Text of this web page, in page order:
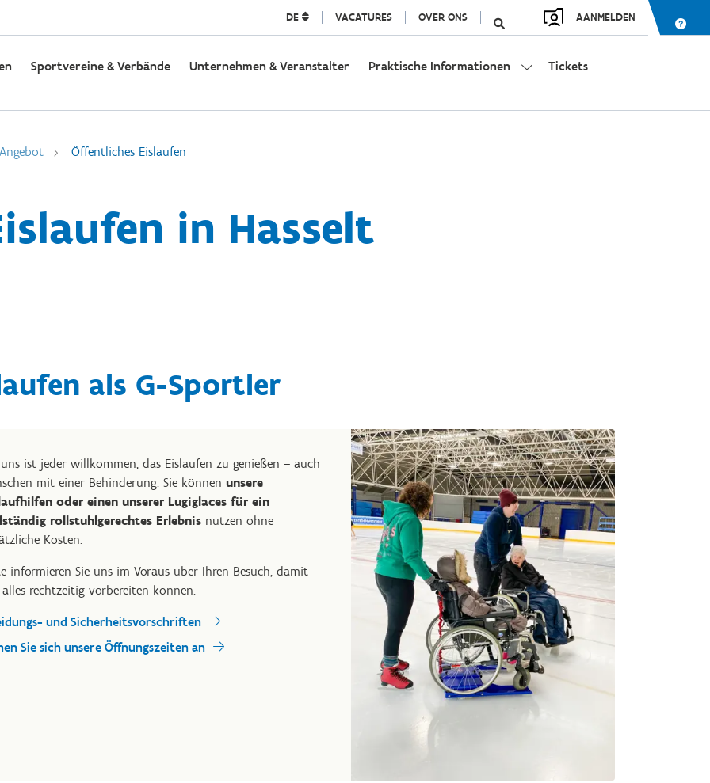
DE VACATURES OVER ONS AANMELDEN
Sportvereine & Verbände Unternehmen & Veranstalter Praktische Informationen Tickets
Öffentliches Eislaufen
in Hasselt
als G-Sportler
ist jeder willkommen, das Eislaufen zu genießen – auch
mit einer Behinderung. Sie können unsere
oder einen unserer Lugiglaces für ein
rollstuhlgerechtes Erlebnis nutzen ohne
Kosten.
informieren Sie uns im Voraus über Ihren Besuch, damit
rechtzeitig vorbereiten können.
und Sicherheitsvorschriften
Sie sich unsere Öffnungszeiten an